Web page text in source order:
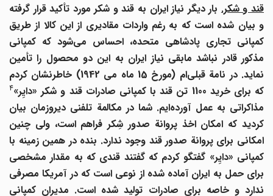
قند و شکر.بار دیگر نیاز ایران به قند و شکر مورد تأکید قرار گرفته
و بیان شده است که به رغم واردات مقادیری از این کالا از طریق
کمپانی تجاری پادشاهی متحده، احساس میشود که کمپانی
مذکور قادر نباشد مابقی نیاز ایران به این دو محصول را تأمین
نماید. در نامة قبلی
ام (مورخ 15 ماه می 1942) خاطرنشان کردم
که برای خرید 1100 تن قند با کمپانی صادرات قند و شکر «دایِر»
مذاکراتی به عمل آوردهایم. شما در مکالمة تلفنی دیروزمان بیان
کردید که امکان اخذ پروانة صدور شِکر فراهم است، ولی چنین
امکانی برای پروانة صدور قند وجود ندارد. بنده در همین زمینه با
کمپانی «دایِر» گفتگو کردم که گفتند قندی که به مقدار مشخصی
برای حمل به ایران آماده شده از نوعی است که در آمریکا مصرفی
ندارد و خاصه برای صادرات تولید شده است. مدیران کمپانی